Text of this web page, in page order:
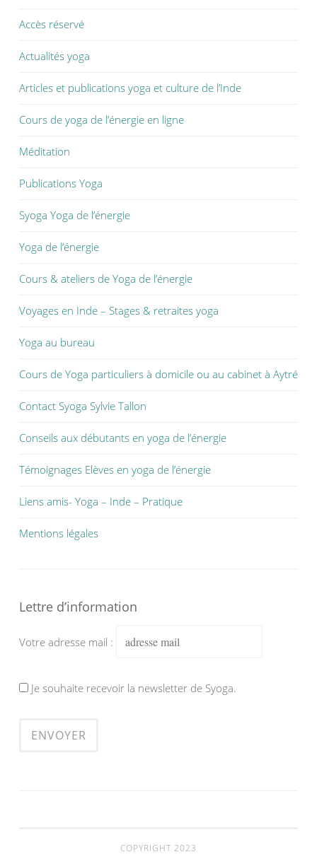
Accès réservé
Actualités yoga
Articles et publications yoga et culture de l’Inde
Cours de yoga de l’énergie en ligne
Méditation
Publications Yoga
Syoga Yoga de l’énergie
Yoga de l’énergie
Cours & ateliers de Yoga de l’énergie
Voyages en Inde – Stages & retraites yoga
Yoga au bureau
Cours de Yoga particuliers à domicile ou au cabinet à Aytré
Contact Syoga Sylvie Tallon
Conseils aux débutants en yoga de l’énergie
Témoignages Elèves en yoga de l’énergie
Liens amis- Yoga – Inde – Pratique
Mentions légales
Lettre d’information
Votre adresse mail :
Je souhaite recevoir la newsletter de Syoga.
COPYRIGHT 2023